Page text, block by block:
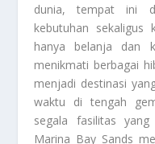
dunia, tempat ini
kebutuhan sekaligus
hanya belanja dan
menikmati berbagai
menjadi destinasi
waktu di tengah
segala fasilitas
Marina Bay Sands